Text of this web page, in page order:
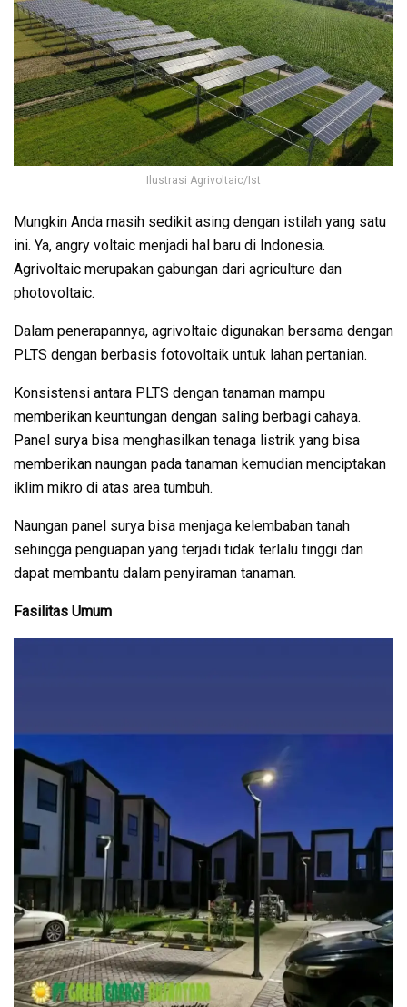
Ilustrasi Agrivoltaic/Ist
Mungkin Anda masih sedikit asing dengan istilah yang satu
ini. Ya, angry voltaic menjadi hal baru di Indonesia.
Agrivoltaic merupakan gabungan dari agriculture dan
photovoltaic.
Dalam penerapannya, agrivoltaic digunakan bersama dengan
PLTS dengan berbasis fotovoltaik untuk lahan pertanian.
Konsistensi antara PLTS dengan tanaman mampu
memberikan keuntungan dengan saling berbagi cahaya.
Panel surya bisa menghasilkan tenaga listrik yang bisa
memberikan naungan pada tanaman kemudian menciptakan
iklim mikro di atas area tumbuh.
Naungan panel surya bisa menjaga kelembaban tanah
sehingga penguapan yang terjadi tidak terlalu tinggi dan
dapat membantu dalam penyiraman tanaman.
Fasilitas Umum